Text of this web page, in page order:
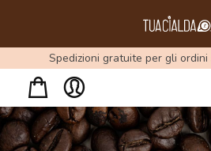
Spedizioni gratuite per gli